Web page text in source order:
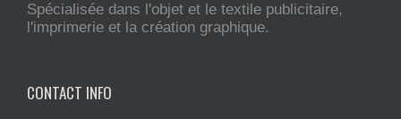
Spécialisée dans l'objet et le textile publicitaire,
l'imprimerie et la création graphique.
CONTACT INFO